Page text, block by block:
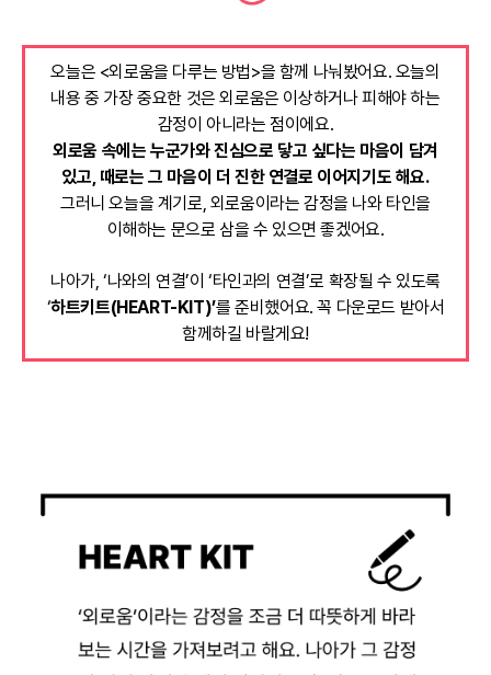
오늘은 <외로움을 다루는 방법>을 함께 나눠봤어요. 오늘의
내용 중 가장 중요한 것은 외로움은 이상하거나 피해야 하는
감정이 아니라는 점이에요.
외로움 속에는 누군가와 진심으로 닿고 싶다는 마음이 담겨
있고, 때로는 그 마음이 더 진한 연결로 이어지기도 해요.
그러니 오늘을 계기로, 외로움이라는 감정을 나와 타인을
이해하는 문으로 삼을 수 있으면 좋겠어요.
나아가, ‘나와의 연결’이 ‘타인과의 연결’로 확장될 수 있도록
‘하트키트(HEART-KIT)’를 준비했어요. 꼭 다운로드 받아서
함께하길 바랄게요!